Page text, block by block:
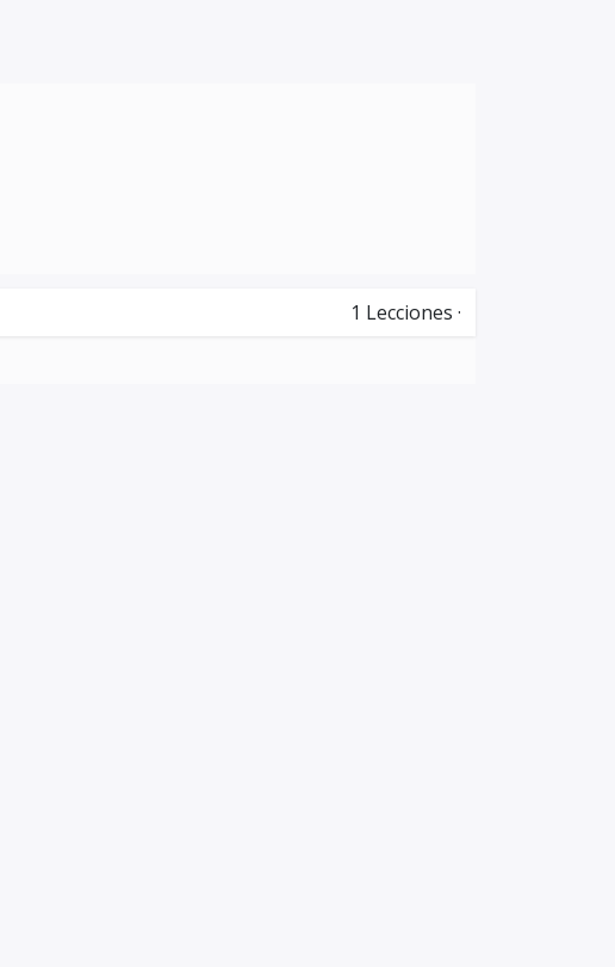
1 Lecciones ·